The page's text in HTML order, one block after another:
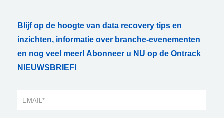
Blijf op de hoogte van data recovery tips en
inzichten, informatie over branche-evenementen
en nog veel meer! Abonneer u NU op de Ontrack
NIEUWSBRIEF!